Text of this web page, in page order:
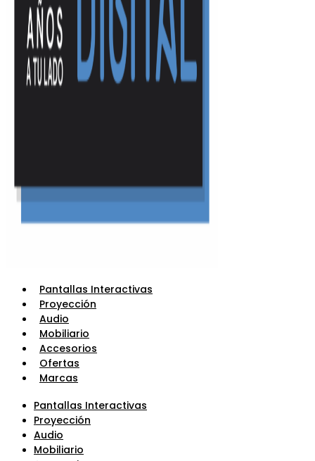
Pantallas Interactivas
Proyección
Audio
Mobiliario
Accesorios
Ofertas
Marcas
Pantallas Interactivas
Proyección
Audio
Mobiliario